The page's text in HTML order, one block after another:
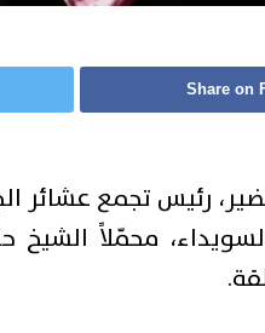
Share on
رئيس تجمع عشائر
محمّلاً